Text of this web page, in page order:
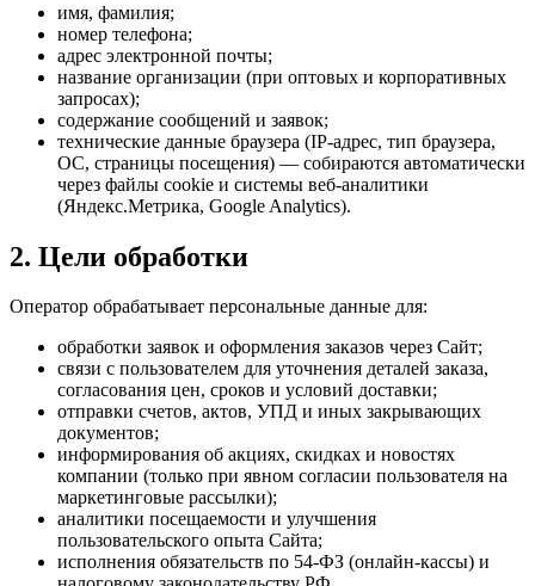
имя, фамилия;
номер телефона;
адрес электронной почты;
название организации (при оптовых и корпоративных
запросах);
содержание сообщений и заявок;
технические данные браузера (IP-адрес, тип браузера,
ОС, страницы посещения) — собираются автоматически
через файлы cookie и системы веб-аналитики
(Яндекс.Метрика, Google Analytics).
2. Цели обработки
Оператор обрабатывает персональные данные для:
обработки заявок и оформления заказов через Сайт;
связи с пользователем для уточнения деталей заказа,
согласования цен, сроков и условий доставки;
отправки счетов, актов, УПД и иных закрывающих
документов;
информирования об акциях, скидках и новостях
компании (только при явном согласии пользователя на
маркетинговые рассылки);
аналитики посещаемости и улучшения
пользовательского опыта Сайта;
исполнения обязательств по 54-ФЗ (онлайн-кассы) и